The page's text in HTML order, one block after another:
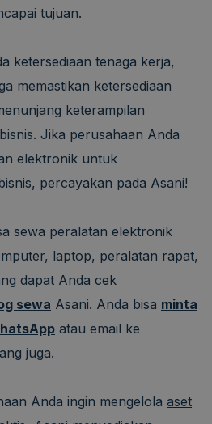
tujuan.
ketersediaan tenaga kerja,
memastikan ketersediaan
keterampilan
Jika perusahaan Anda
elektronik untuk
percayakan pada Asani!
sewa peralatan elektronik
laptop, peralatan rapat,
dapat Anda cek
sewa Asani. Anda bisa minta
atau email ke
juga.
Anda ingin mengelola aset